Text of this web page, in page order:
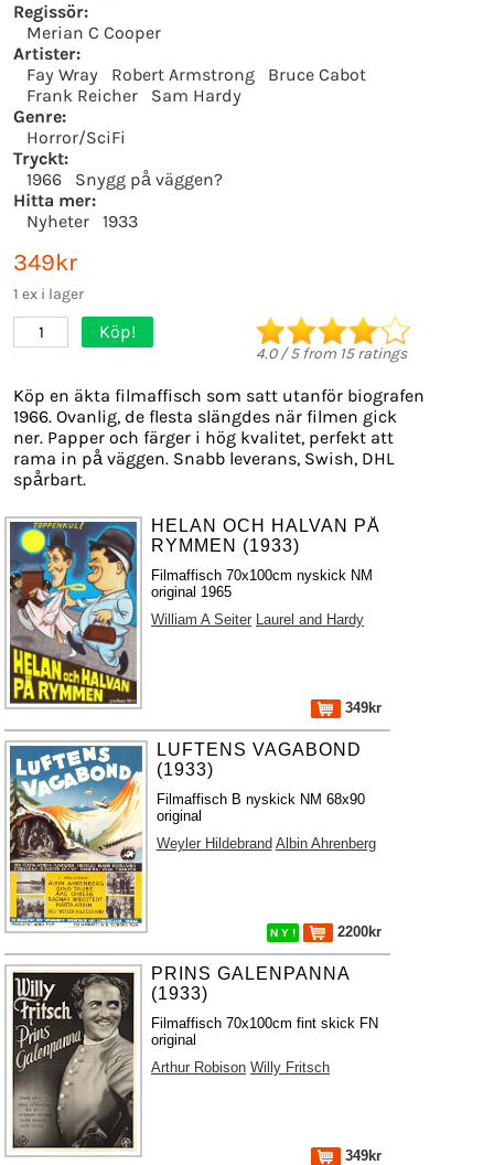
Regissör:
Merian C Cooper
Artister:
Fay Wray
Robert Armstrong
Bruce Cabot
Frank Reicher
Sam Hardy
Genre:
Horror/SciFi
Tryckt:
1966
Snygg på väggen?
Hitta mer:
Nyheter
1933
349kr
1 ex i lager
1 Köp!
4.0/5from 15ratings
Köp en äkta filmaffisch som satt utanför biografen
1966. Ovanlig, de flesta slängdes när filmen gick
ner. Papper och färger i hög kvalitet, perfekt att
rama in på väggen. Snabb leverans, Swish, DHL
spårbart.
HELAN OCH HALVAN PÅ
RYMMEN (1933)
Filmaffisch 70x100cm nyskick NM
original 1965
William A Seiter Laurel and Hardy
349kr
LUFTENS VAGABOND
(1933)
Filmaffisch B nyskick NM 68x90
original
Weyler Hildebrand Albin Ahrenberg
N Y ! 2200kr
PRINS GALENPANNA
(1933)
Filmaffisch 70x100cm fint skick FN
original
Arthur Robison Willy Fritsch
349kr